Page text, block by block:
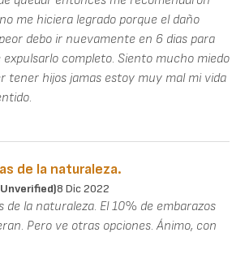
me hiciera legrado porque el daño
debo ir nuevamente en 6 dias para
expulsarlo completo. Siento mucho miedo
tener hijos jamas estoy muy mal mi vida
de la naturaleza.
8 Dic 2022
de la naturaleza. El 10% de embarazos
Pero ve otras opciones. Ánimo, con